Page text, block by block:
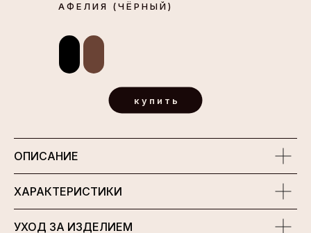
АФЕЛИЯ (ЧЁРНЫЙ)
купить
ОПИСАНИЕ
ХАРАКТЕРИСТИКИ
УХОД ЗА ИЗДЕЛИЕМ